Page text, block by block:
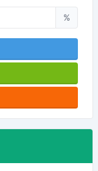
%